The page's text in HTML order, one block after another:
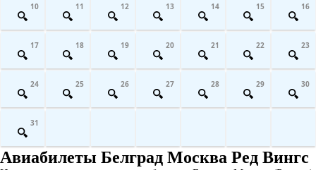
10 11 12 13 14 15 16
17 18 19 20 21 22 23
24 25 26 27 28 29 30
31
Авиабилеты Белград Москва Ред Вингс